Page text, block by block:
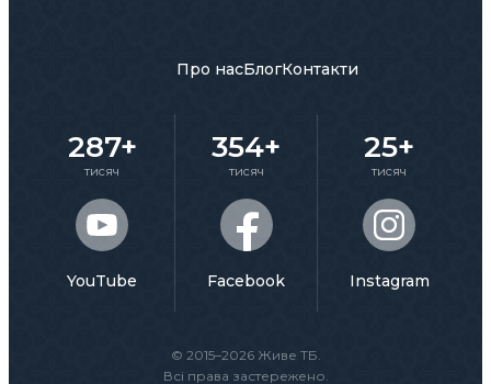
© 2015–2026 Живе ТБ.
Всі права застережено.
Про насБлогКонтакти
287+
тисяч
YouTube
354+
тисяч
Facebook
25+
тисяч
Instagram